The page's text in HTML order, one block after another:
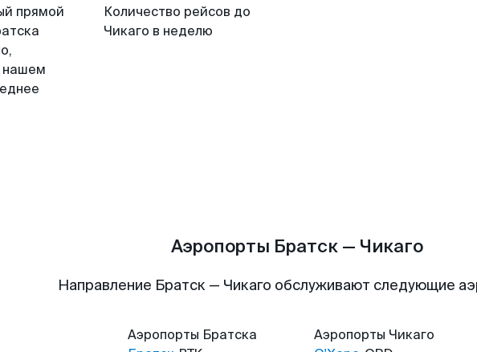
прямой
нашем
Количество рейсов до
Чикаго в неделю
Аэропорты Братск — Чикаго
Направление Братск — Чикаго обслуживают следующие
Аэропорты Братска
Аэропорты Чикаго